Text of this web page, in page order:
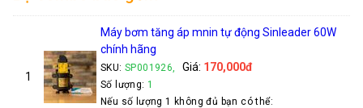
1
Máy bơm tăng áp mnin tự động Sinleader 60W
chính hãng
SKU: SP001926, Giá: 170,000đ
Số lượng: 1
Nếu số lượng 1 không đủ bạn có thể: